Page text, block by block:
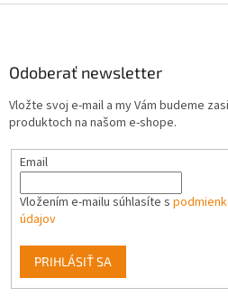
Odoberať newsletter
Vložte svoj e-mail a my Vám budeme
produktoch na našom e-shope.
Email
Vložením e-mailu súhlasíte s
údajov
PRIHLÁSIŤ SA